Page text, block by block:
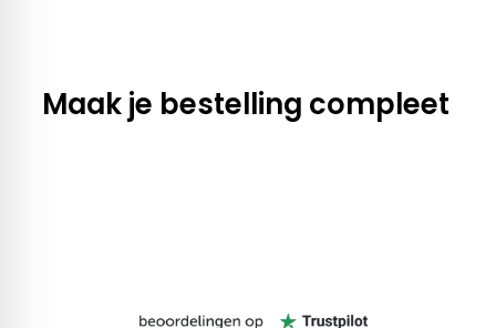
Maak je bestelling compleet